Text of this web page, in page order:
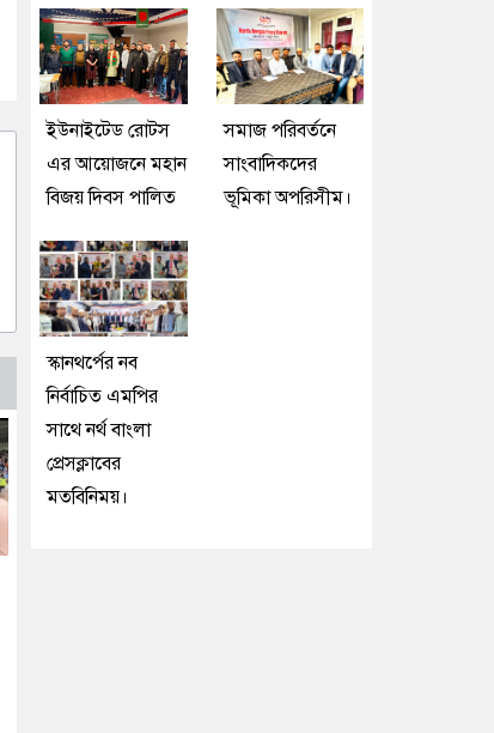
ইউনাইটেড রোটস
এর আয়োজনে মহান
বিজয় দিবস পালিত
সমাজ পরিবর্তনে
সাংবাদিকদের
ভূমিকা অপরিসীম।
স্কানথর্পের নব
নির্বাচিত এমপির
সাথে নর্থ বাংলা
প্রেসক্লাবের
মতবিনিময়।